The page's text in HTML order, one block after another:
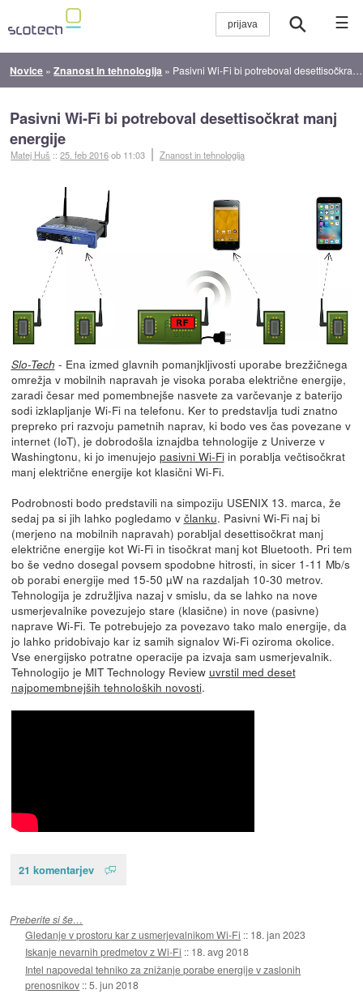
☰
Novice »Znanost in tehnologija » Pasivni Wi-Fi bi potreboval desettisočkrat manj energije
Pasivni Wi-Fi bi potreboval desettisočkrat manj
energije
Matej Huš ::25. feb 2016ob 11:03 Znanost in tehnologija
Slo-Tech - Ena izmed glavnih pomanjkljivosti uporabe brezžičnega
omrežja v mobilnih napravah je visoka poraba električne energije,
zaradi česar med pomembnejše nasvete za varčevanje z baterijo
sodi izklapljanje Wi-Fi na telefonu. Ker to predstavlja tudi znatno
prepreko pri razvoju pametnih naprav, ki bodo ves čas povezane v
internet (IoT), je dobrodošla iznajdba tehnologije z Univerze v
Washingtonu, ki jo imenujejo pasivni Wi-Fiin porablja večtisočkrat
manj električne energije kot klasični Wi-Fi.
Podrobnosti bodo predstavili na simpoziju USENIX 13. marca, že
sedaj pa si jih lahko pogledamo v članku. Pasivni Wi-Fi naj bi
(merjeno na mobilnih napravah) porabljal desettisočkrat manj
električne energije kot Wi-Fi in tisočkrat manj kot Bluetooth. Pri tem
bo še vedno dosegal povsem spodobne hitrosti, in sicer 1-11 Mb/s
ob porabi energije med 15-50 µW na razdaljah 10-30 metrov.
Tehnologija je združljiva nazaj v smislu, da se lahko na nove
usmerjevalnike povezujejo stare (klasične) in nove (pasivne)
naprave Wi-Fi. Te potrebujejo za povezavo tako malo energije, da
jo lahko pridobivajo kar iz samih signalov Wi-Fi oziroma okolice.
Vse energijsko potratne operacije pa izvaja sam usmerjevalnik.
Tehnologijo je MIT Technology Review uvrstil med deset
najpomembnejših tehnoloških novosti.
21 komentarjev
Preberite si še…
Gledanje v prostoru kar z usmerjevalnikom Wi-Fi :: 18. jan 2023
Iskanje nevarnih predmetov z Wi-Fi :: 18. avg 2018
Intel napovedal tehniko za znižanje porabe energije v zaslonih
prenosnikov ::5. jun 2018